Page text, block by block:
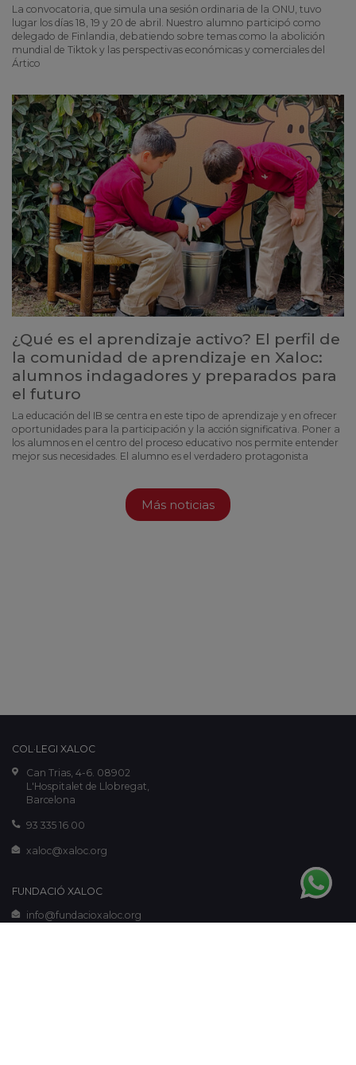
La convocatoria, que simula una sesión ordinaria de la ONU, tuvo
lugar los días 18, 19 y 20 de abril. Nuestro alumno participó como
delegado de Finlandia, debatiendo sobre temas como la abolición
mundial de Tiktok y las perspectivas económicas y comerciales del
Ártico
¿Qué es el aprendizaje activo? El perfil de
la comunidad de aprendizaje en Xaloc:
alumnos indagadores y preparados para
el futuro
La educación del IB se centra en este tipo de aprendizaje y en ofrecer
oportunidades para la participación y la acción significativa. Poner a
los alumnos en el centro del proceso educativo nos permite entender
mejor sus necesidades. El alumno es el verdadero protagonista
Más noticias
COL·LEGI XALOC
Can Trias, 4-6. 08902
L'Hospitalet de Llobregat,
Barcelona
93 335 16 00
xaloc@xaloc.org
FUNDACIÓ XALOC
info@fundacioxaloc.org